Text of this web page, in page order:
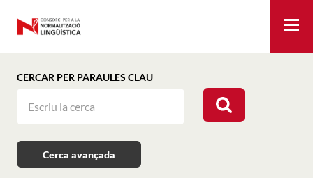
CERCAR PER PARAULES CLAU
Cerca avançada